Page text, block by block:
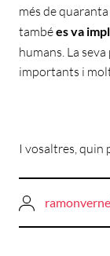
més de
tambées va
humans. La
importants i
I vosaltres, quin